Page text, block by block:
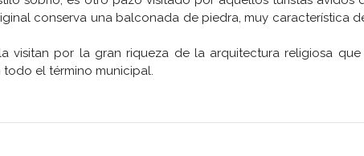
conserva una balconada de piedra, muy característica
visitan por la gran riqueza de la arquitectura religiosa
el término municipal.